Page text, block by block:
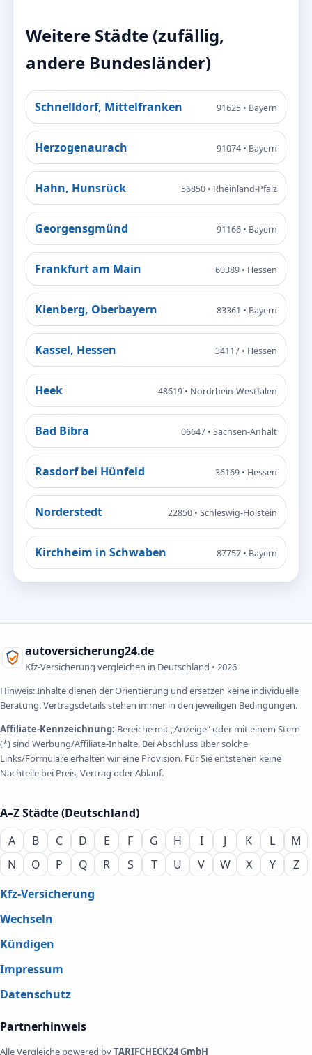
Weitere Städte (zufällig,
andere Bundesländer)
Schnelldorf, Mittelfranken 91625 • Bayern
Herzogenaurach 91074 • Bayern
Hahn, Hunsrück 56850 • Rheinland-Pfalz
Georgensgmünd 91166 • Bayern
Frankfurt am Main 60389 • Hessen
Kienberg, Oberbayern 83361 • Bayern
Kassel, Hessen 34117 • Hessen
Heek 48619 • Nordrhein-Westfalen
Bad Bibra 06647 • Sachsen-Anhalt
Rasdorf bei Hünfeld 36169 • Hessen
Norderstedt 22850 • Schleswig-Holstein
Kirchheim in Schwaben 87757 • Bayern
autoversicherung24.de
Kfz-Versicherung vergleichen in Deutschland • 2026
Hinweis: Inhalte dienen der Orientierung und ersetzen keine individuelle
Beratung. Vertragsdetails stehen immer in den jeweiligen Bedingungen.
Affiliate-Kennzeichnung: Bereiche mit „Anzeige“ oder mit einem Stern
(*) sind Werbung/Affiliate-Inhalte. Bei Abschluss über solche
Links/Formulare erhalten wir eine Provision. Für Sie entstehen keine
Nachteile bei Preis, Vertrag oder Ablauf.
A–Z Städte (Deutschland)
A
B C D E F G H I J K L
M
N
O P Q R S T U V W X Y
Z
Kfz-Versicherung
Wechseln
Kündigen
Impressum
Datenschutz
Partnerhinweis
Alle Vergleiche powered byTARIFCHECK24 GmbH